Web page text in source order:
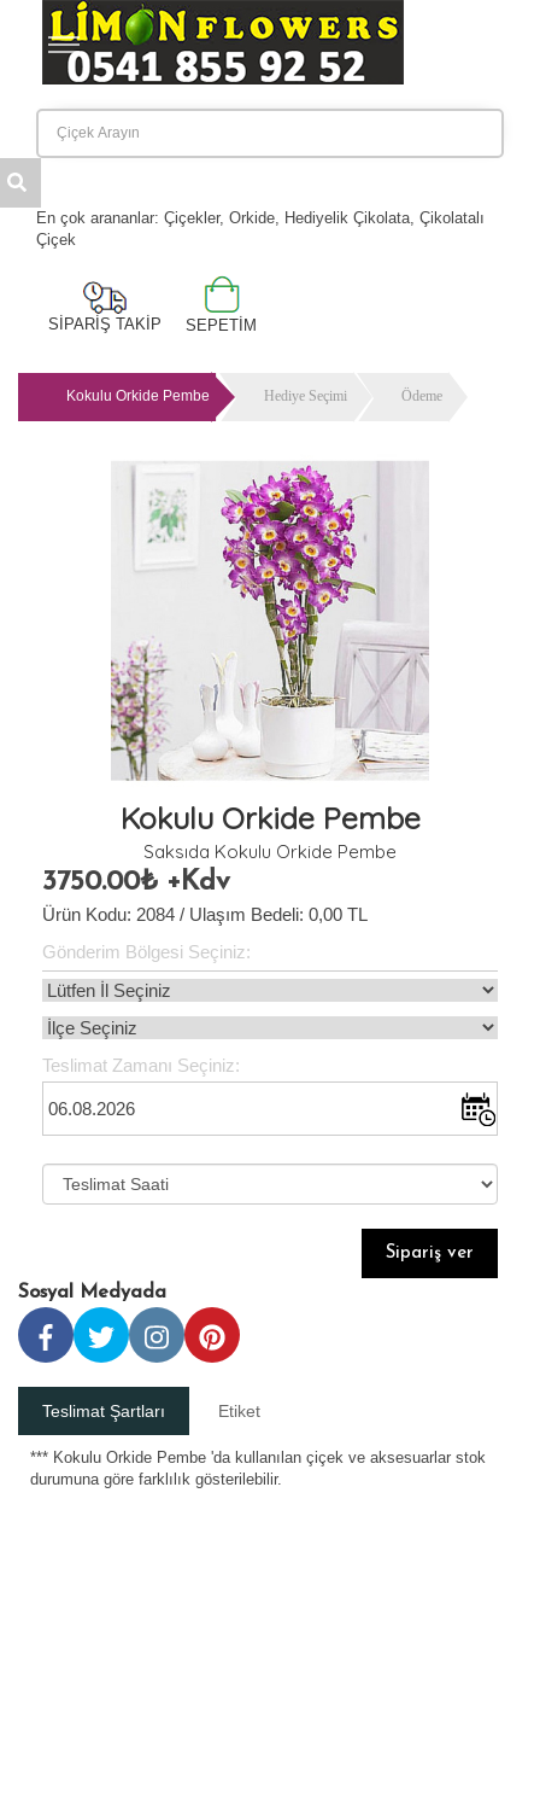
Anasayfa
Kategoriler
İletişim
En çok arananlar: Çiçekler, Orkide, Hediyelik Çikolata, Çikolatalı
Çiçek
SİPARİŞ TAKİP SEPETİM
Kokulu Orkide Pembe Hediye Seçimi Ödeme
Kokulu Orkide Pembe
Saksıda Kokulu Orkide Pembe
3750.00₺ +Kdv
Ürün Kodu: 2084 / Ulaşım Bedeli: 0,00 TL
Gönderim Bölgesi Seçiniz:
Teslimat Zamanı Seçiniz:
Sipariş ver
Sosyal Medyada
Teslimat Şartları Etiket
*** Kokulu Orkide Pembe 'da kullanılan çiçek ve aksesuarlar stok
durumuna göre farklılık gösterilebilir.